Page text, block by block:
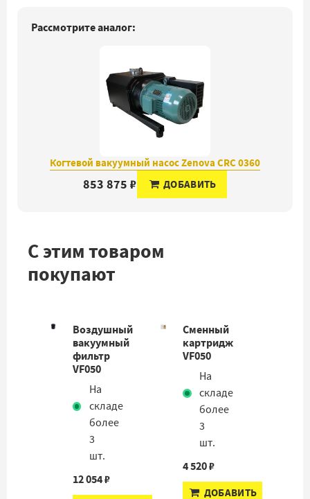
Рассмотрите аналог:
Когтевой вакуумный насос Zenova CRC 0360
853 875 ₽ ДОБАВИТЬ
С этим товаром
покупают
Воздушный
вакуумный
фильтр
VF050
На
складе
более
3
шт.
12 054 ₽
Сменный
картридж
VF050
На
складе
более
3
шт.
4 520 ₽
ДОБАВИТЬ